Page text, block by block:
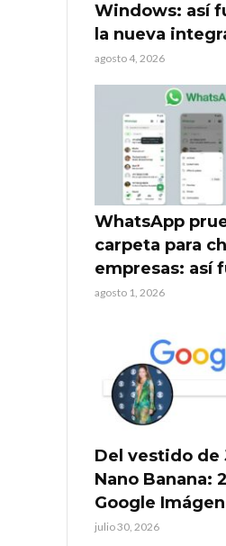
Windows: así
la nueva
agosto 4, 2026
WhatsApp
carpeta para
empresas: así
agosto 1, 2026
Del vestido de
Nano Banana:
Google
julio 30, 2026